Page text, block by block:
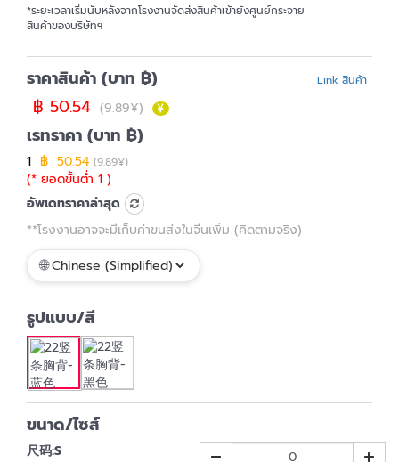
*ระยะเวลาเริ่มนับหลังจากโรงงานจัดส่งสินค้าเข้ายังศูนย์กระจาย
สินค้าของบริษัทฯ
Link สินค้า
ราคาสินค้า (บาท ฿)
฿ 50.54 (9.89¥)
เรทราคา (บาท ฿)
1 ฿ 50.54 (9.89¥)
(* ยอดขั้นต่ำ 1 )
อัพเดทราคาล่าสุด
**โรงงานอาจจะมีเก็บค่าขนส่งในจีนเพิ่ม (คิดตามจริง)
รูปแบบ/สี
ขนาด/ไซส์
尺码:S